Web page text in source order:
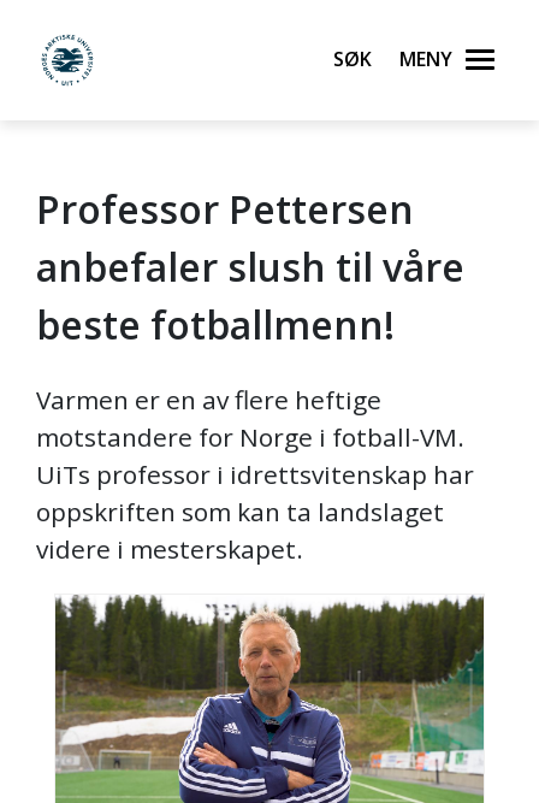
Gå til hovedinnhold
UiT Norges arktiske universitet
Søk Meny
Professor Pettersen
anbefaler slush til våre
beste fotballmenn!
Varmen er en av flere heftige
motstandere for Norge i fotball-VM.
UiTs professor i idrettsvitenskap har
oppskriften som kan ta landslaget
videre i mesterskapet.